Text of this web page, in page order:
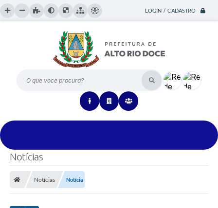
LOGIN / CADASTRO
O que voce procura?
Notícias
Notícias Notícia